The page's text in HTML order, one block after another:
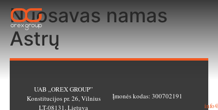
Nuosavas namas
Astrų
UAB „OREX GROUP”
Konstitucijos pr. 26, Vilnius
LT-08131, Lietuva
Įmonės kodas: 300702191